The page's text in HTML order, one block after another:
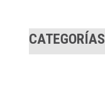
CATEGORÍAS